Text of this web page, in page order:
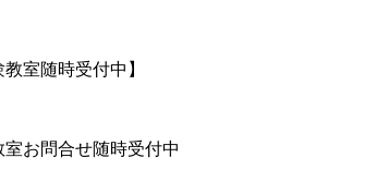
教室随時受付中】
お問合せ随時受付中️